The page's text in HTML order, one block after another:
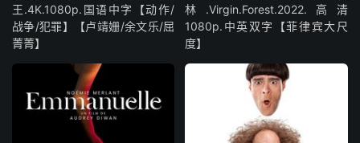
王.4K.1080p.国语中字【动作/
战争/犯罪】【卢靖姗/余文乐/屈
菁菁】
林.Virgin.Forest.2022.高清
1080p.中英双字【菲律宾大尺
度】